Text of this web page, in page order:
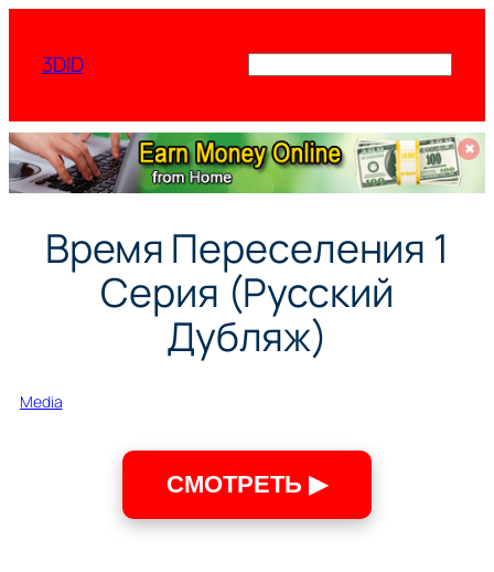
содержимому
3DID
✖
Время Переселения 1
Серия (Русский
Дубляж)
Media
СМОТРЕТЬ ▶